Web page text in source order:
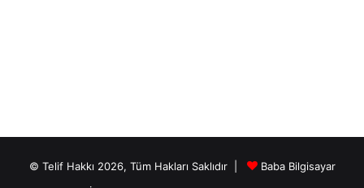
© Telif Hakkı 2026, Tüm Hakları Saklıdır |
Baba Bilgisayar